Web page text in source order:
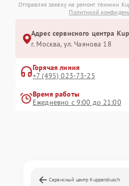
Отправляя заявку на ремонт техники
Политикой
Адрес сервисного центра
г. Москва, ул. Чаянова 18
Горячая линия
+7 (495) 023-73-25
Время работы
Ежедневно с 9:00 до 21:00
Сервисный центр Kuppersbusch